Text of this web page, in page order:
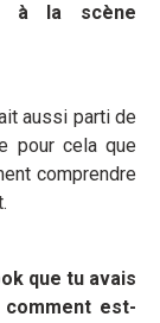
à la scène
aussi parti de
pour cela que
comprendre
que tu avais
comment est-